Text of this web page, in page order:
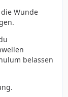
Wunde
belassen